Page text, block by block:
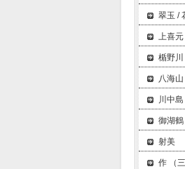
翠玉 /
上喜
楯野川
八海山
川中
御湖
射美
作 （三